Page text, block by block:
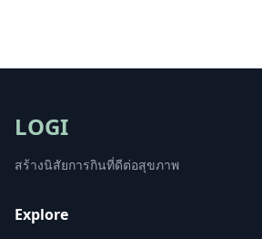
LOGI
สร้างนิสัยการกินที่ดีต่อสุขภาพ
Explore